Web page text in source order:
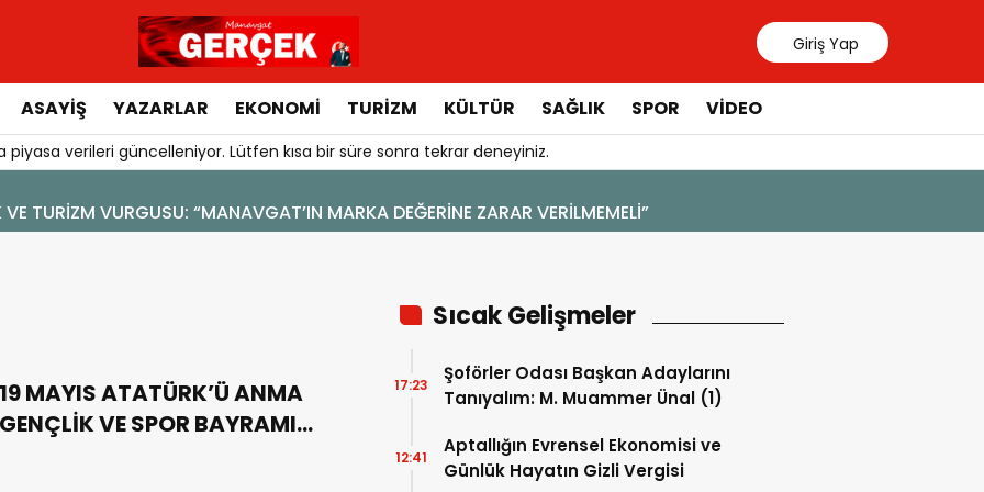
Giriş Yap
ASAYIŞ YAZARLAR EKONOMI TURIZM KÜLTÜR SAĞLIK SPOR VIDEO
piyasa verileri güncelleniyor. Lütfen kısa bir süre sonra tekrar deneyiniz.
MARKA DEĞERİNE ZARAR VERİLMEMELİ” YENİ BİR DİN: SOSYAL MEDYA
19 MAYIS ATATÜRK’Ü ANMA
GENÇLİK VE SPOR BAYRAMI
Sıcak Gelişmeler
Şoförler Odası Başkan Adaylarını
Tanıyalım: M. Muammer Ünal (1)
17:23
Aptallığın Evrensel Ekonomisi ve
Günlük Hayatın Gizli Vergisi
12:41